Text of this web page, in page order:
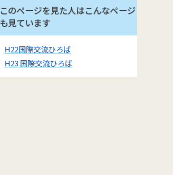
このページを見た人はこんなページ
も見ています
H22国際交流ひろば
H23 国際交流ひろば